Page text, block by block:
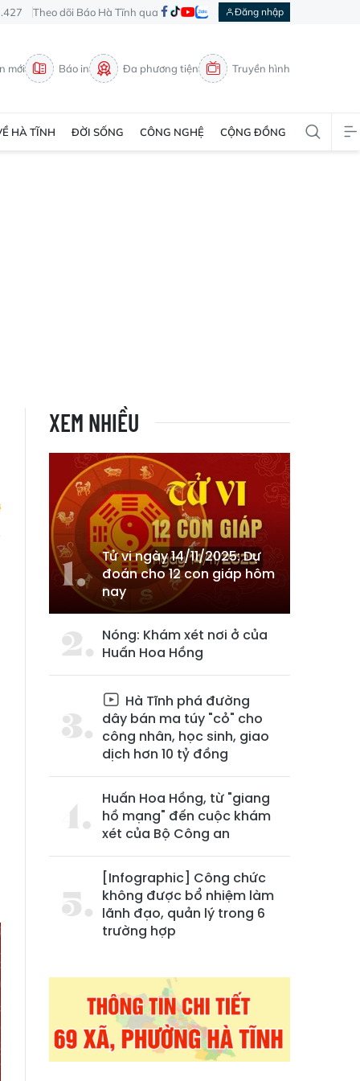
Theo dõi Báo Hà Tĩnh qua Đăng nhập
mới Báo in Đa phương tiện Truyền hình
HÀ TĨNH ĐỜI SỐNG CÔNG NGHỆ CỘNG ĐỒNG
XEM NHIỀU
Tử vi ngày 14/11/2025: Dự
đoán cho 12 con giáp hôm
nay
Nóng: Khám xét nơi ở của
Huấn Hoa Hồng
Hà Tĩnh phá đường
dây bán ma túy "cỏ" cho
công nhân, học sinh, giao
dịch hơn 10 tỷ đồng
Huấn Hoa Hồng, từ "giang
hồ mạng" đến cuộc khám
xét của Bộ Công an
[Infographic] Công chức
không được bổ nhiệm làm
lãnh đạo, quản lý trong 6
trường hợp